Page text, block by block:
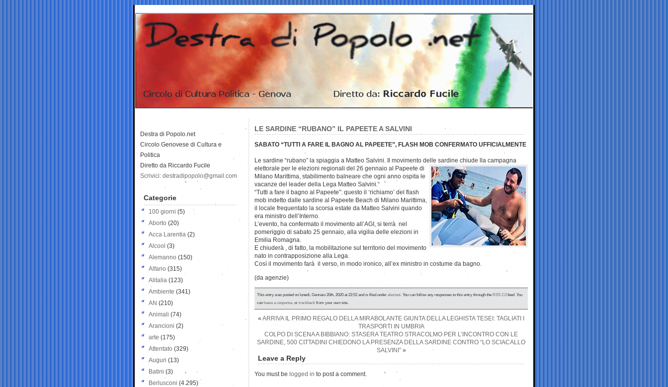
LE SARDINE “RUBANO” IL PAPEETE A SALVINI
SABATO “TUTTI A FARE IL BAGNO AL PAPEETE”, FLASH MOB CONFERMATO UFFICIALMENTE
Le sardine “rubano” la spiaggia a Matteo Salvini. Il movimento delle sardine chiude lla campagna
elettorale per le elezioni regionali del 26 gennaio al Papeete di
Milano Marittima, stabilimento balneare che ogni anno ospita le
vacanze del leader della Lega Matteo Salvini.“
“Tutti a fare il bagno al Papeete”: questo il ‘richiamo’ del flash
mob indetto dalle sardine al Papeete Beach di Milano Marittima,
il locale frequentato la scorsa estate da Matteo Salvini quando
era ministro dell’Interno.
L’evento, ha confermato il movimento all’AGI, si terrà nel
pomeriggio di sabato 25 gennaio, alla vigilia delle elezioni in
Emilia Romagna.
E chiuderà , di fatto, la mobilitazione sul territorio del movimento
nato in contrapposizione alla Lega.
Così il movimento farà il verso, in modo ironico, all’ex ministro in costume da bagno.
(da agenzie)
This entry was posted on lunedì, Gennaio 20th, 2020 at 22:52 and is filed underelezioni. You can follow any responses to this entry through theRSS 2.0feed. You
canleave a response, ortrackbackfrom your own site.
« ARRIVA IL PRIMO REGALO DELLA MIRABOLANTE GIUNTA DELLA LEGHISTA TESEI: TAGLIATI I
TRASPORTI IN UMBRIA
COLPO DI SCENA A BIBBIANO: STASERA TEATRO STRACOLMO PER L’INCONTRO CON LE
SARDINE, 500 CITTADINI CHIEDONO LA PRESENZA DELLA SARDINE CONTRO “LO SCIACALLO
SALVINI”»
Leave a Reply
You must be logged in to post a comment.
Destra di Popolo.net
Circolo Genovese di Cultura e
Politica
Diretto da Riccardo Fucile
Scrivici: destradipopolo@gmail.com
Categorie
100 giorni (5)
Aborto (20)
Acca Larentia (2)
Alcool (3)
Alemanno (150)
Alfano (315)
Alitalia (123)
Ambiente (341)
AN (210)
Animali (74)
Arancioni (2)
arte (175)
Attentato (329)
Auguri (13)
Batini (3)
Berlusconi (4.295)